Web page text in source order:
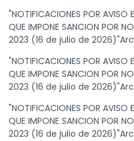
"NOTIFICACIONES POR AVISO
QUE IMPONE SANCION POR
2023 (16 de julio de
"NOTIFICACIONES POR AVISO
QUE IMPONE SANCION POR
2023 (16 de julio de
"NOTIFICACIONES POR AVISO
QUE IMPONE SANCION POR
2023 (16 de julio de